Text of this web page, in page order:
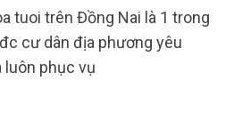
tuoi trên Đồng Nai là 1 trong
cư dân địa phương yêu
luôn phục vụ